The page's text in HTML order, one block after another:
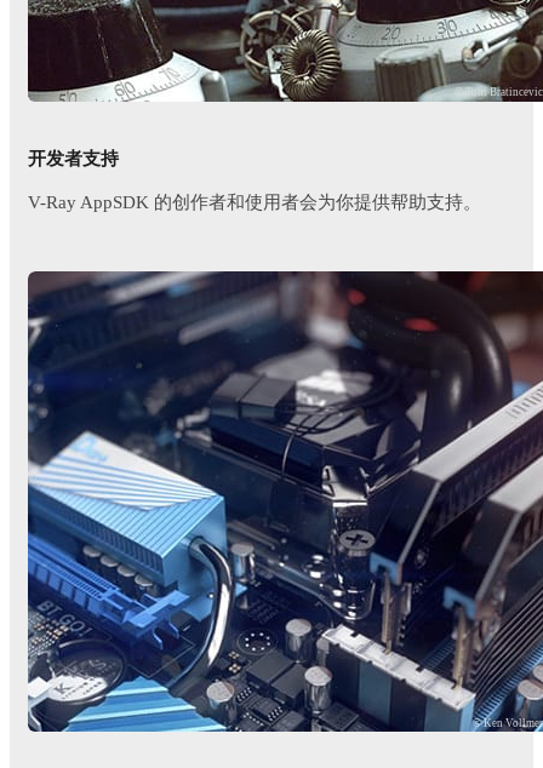
© Toni Bratincevic
开发者支持
V-Ray AppSDK 的创作者和使用者会为你提供帮助支持。
© Ken Vollmer